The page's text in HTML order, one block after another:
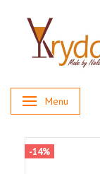
Skifte navigation
Menu
-14%